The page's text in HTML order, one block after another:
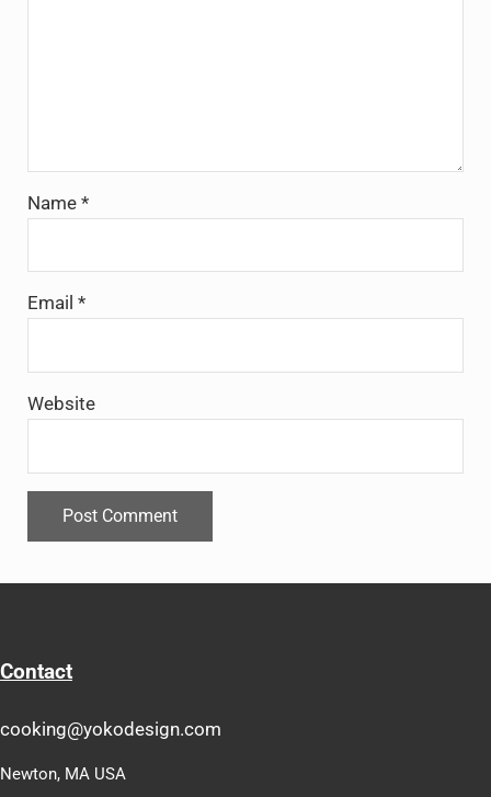
Name *
Email *
Website
Contact
cooking@yokodesign.com
Newton, MA USA